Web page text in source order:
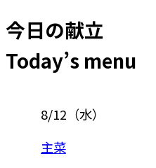
今日の献立
Today’s menu
8/12 （水）
主菜